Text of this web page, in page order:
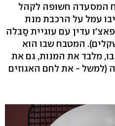
המסעדה חשופה לקהל
עמל על הרכבת מנת
עדין עם עוגיית סַבּלה
וגלידת חרדל (38 שקלים). המטבח שבו הוא
בו, מלבד את המנות, גם את
(למשל - את לחם האגוזים